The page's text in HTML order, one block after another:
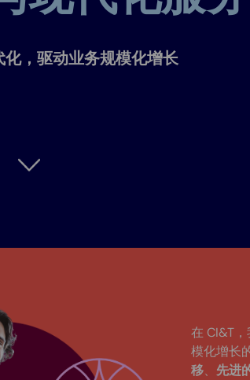
，驱动业务规模化增长
在 CI&T
模化增长
移、 先进